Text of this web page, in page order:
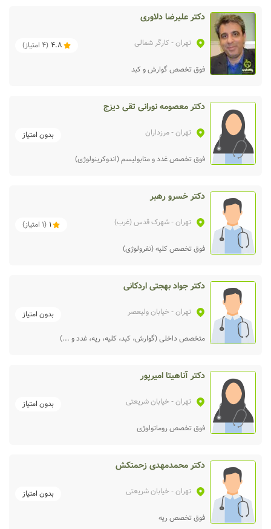
دکتر علیرضا دلاوری
تهران- کارگر شمالی 4.8
(
4 امتیاز)
فوق تخصص گوارش و کبد
دکتر معصومه نورانی تقی دیزج
تهران- مرزداران بدون امتیاز
فوق تخصص غدد و متابولیسم (اندوکرینولوژی)
دکتر خسرو رهبر
تهران- شهرک قدس (غرب) 1
(
1 امتیاز)
فوق تخصص کلیه (نفرولوژی)
دکتر جواد بهجتی اردکانی
تهران- خیابان ولیعصر بدون امتیاز
متخصص داخلی (گوارش، کبد، کلیه، ریه، غدد و ...)
دکتر آناهیتا امیرپور
تهران- خیابان شریعتی بدون امتیاز
فوق تخصص روماتولوژی
دکتر محمدمهدی زحمتکش
تهران- خیابان شریعتی بدون امتیاز
فوق تخصص ریه